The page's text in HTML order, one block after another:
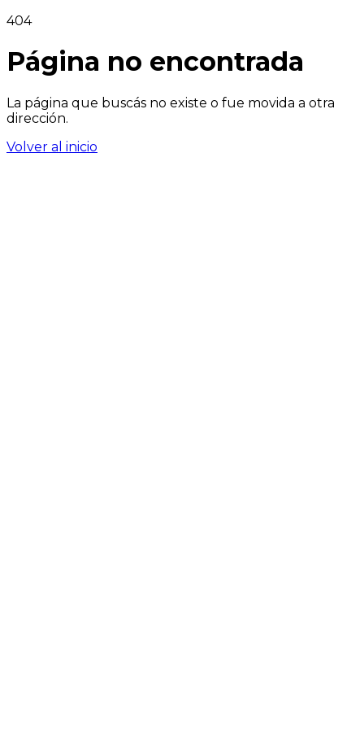
404
Página no encontrada
La página que buscás no existe o fue movida a otra
dirección.
Volver al inicio